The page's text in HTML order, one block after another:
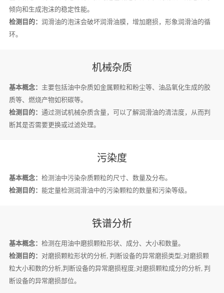
倾向和生成泡沫的稳定性能。
检测目的： 润滑油的泡沫会破坏润滑油膜，增加磨损，形象润滑油的循
环。
机械杂质
基本概念： 主要包括油中杂质如金属颗粒和粉尘等、油品氧化生成的胶
质等、燃烧产物如积碳等。
检测目的： 通过测试机械杂质含量，可以了解润滑油的清洁度，从而判
断其是否需要更换或过滤处理。
污染度
基本概念： 检测油中污染杂质颗粒的尺寸、数量及分布。
检测目的： 能定量检测润滑油中的污染颗粒的数量和污染等级。
铁谱分析
基本概念： 检测在用油中磨损颗粒形状、成分、大小和数量。
检测目的： 对磨损颗粒形状的分析, 判断设备的异常磨损类型;对磨损颗
粒大小和数的分析,判断设备的异常磨损程度;对磨损颗粒成分的分析, 判
断设备的异常磨损部位。